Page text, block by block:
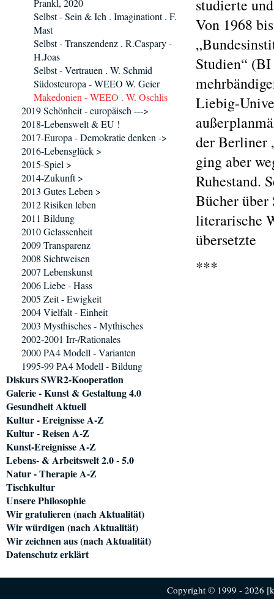
studierte
Von 1968
Studien“
Liebig-
der Berliner
ging aber
Ruhestand.
Bücher
literarische
übersetzte
***
Prankl, 2020
Selbst - Sein & Ich . Imaginationt . F.
Mast
Selbst - Transzendenz . R.Caspary -
H.Joas
Selbst - Vertrauen . W. Schmid
Südosteuropa - WEEO W. Geier
Makedonien - WEEO . W. Oschlis
2019 Schönheit - europäisch --->
2018-Lebenswelt & EU !
2017-Europa - Demokratie denken ->
2016-Lebensglück >
2015-Spiel >
2014-Zukunft >
2013 Gutes Leben >
2012 Risiken leben
2011 Bildung
2010 Gelassenheit
2009 Transparenz
2008 Sichtweisen
2007 Lebenskunst
2006 Liebe - Hass
2005 Zeit - Ewigkeit
2004 Vielfalt - Einheit
2003 Mysthisches - Mythisches
2002-2001 Irr-/Rationales
2000 PA4 Modell - Varianten
1995-99 PA4 Modell - Bildung
Diskurs SWR2-Kooperation
Galerie - Kunst & Gestaltung 4.0
Gesundheit Aktuell
Kultur - Ereignisse A-Z
Kultur - Reisen A-Z
Kunst-Ereignisse A-Z
Lebens- & Arbeitswelt 2.0 - 5.0
Natur - Therapie A-Z
Tischkultur
Unsere Philosophie
Wir gratulieren (nach Aktualität)
Wir würdigen (nach Aktualität)
Wir zeichnen aus (nach Aktualität)
Datenschutz erklärt
Copyright © 1999 - 2026